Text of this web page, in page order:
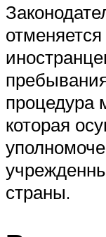
процедура
которая
страны.